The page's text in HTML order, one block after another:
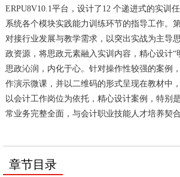
ERPU8V10.1平台，设计了12 个递进式的实训
系统各个模块实践能力训练环节的指导工作。
对接行业发展与教学需求，以突出实战为主导
政资源，将思政元素融入实训内容，精心设计“
思政沁润，内化于心。针对操作性较强的案例
作演示微课，并以二维码的形式呈现在教材中
以会计工作岗位为依托，精心设计案例，特别
常业务完整全面，与会计职业技能人才培养契合
章节目录